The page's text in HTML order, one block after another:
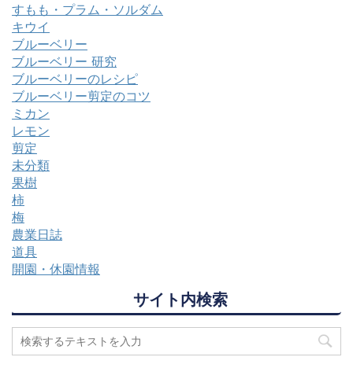
すもも・プラム・ソルダム
キウイ
ブルーベリー
ブルーベリー 研究
ブルーベリーのレシピ
ブルーベリー剪定のコツ
ミカン
レモン
剪定
未分類
果樹
柿
梅
農業日誌
道具
開園・休園情報
サイト内検索